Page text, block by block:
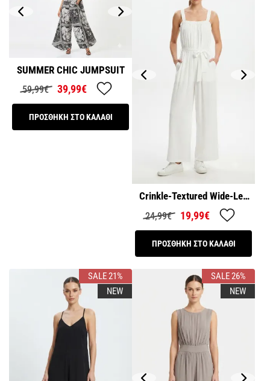
SUMMER CHIC JUMPSUIT
59,99€ 39,99€
ΠΡΟΣΘΗΚΗ ΣΤΟ ΚΑΛΑΘΙ
Crinkle-Textured Wide-Leg
Jumpsuit with Tie-Waist
24,99€ 19,99€
ΠΡΟΣΘΗΚΗ ΣΤΟ ΚΑΛΑΘΙ
NEW
SALE 21%
NEW
SALE 26%